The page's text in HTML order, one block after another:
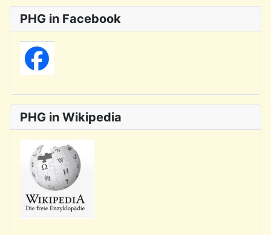
PHG in Facebook
PHG in Wikipedia